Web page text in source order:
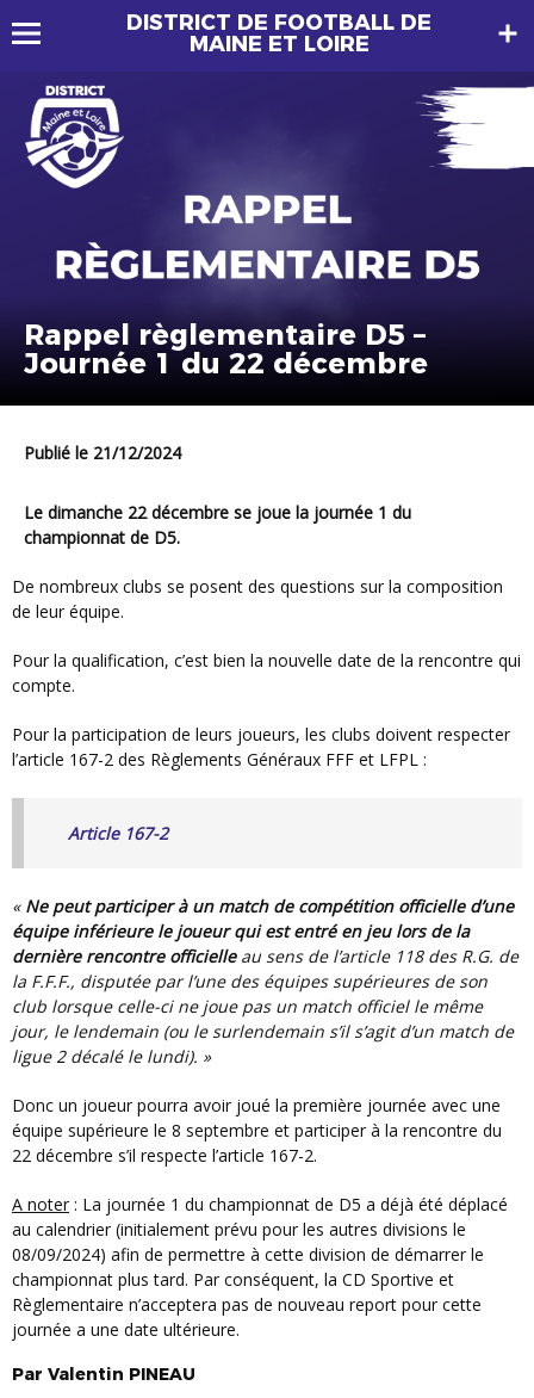
DISTRICT DE FOOTBALL DE
MAINE ET LOIRE
Rappel règlementaire D5 –
Journée 1 du 22 décembre
Publié le 21/12/2024
Le dimanche 22 décembre se joue la journée 1 du
championnat de D5.
De nombreux clubs se posent des questions sur la composition
de leur équipe.
Pour la qualification, c’est bien la nouvelle date de la rencontre qui
compte.
Pour la participation de leurs joueurs, les clubs doivent respecter
l’article 167-2 des Règlements Généraux FFF et LFPL :
Article 167-2
« Ne peut participer à un match de compétition officielle d’une
équipe inférieure le joueur qui est entré en jeu lors de la
dernière rencontre officielle au sens de l’article 118 des R.G. de
la F.F.F., disputée par l’une des équipes supérieures de son
club lorsque celle-ci ne joue pas un match officiel le même
jour, le lendemain (ou le surlendemain s’il s’agit d’un match de
ligue 2 décalé le lundi). »
Donc un joueur pourra avoir joué la première journée avec une
équipe supérieure le 8 septembre et participer à la rencontre du
22 décembre s’il respecte l’article 167-2.
A noter : La journée 1 du championnat de D5 a déjà été déplacé
au calendrier (initialement prévu pour les autres divisions le
08/09/2024) afin de permettre à cette division de démarrer le
championnat plus tard. Par conséquent, la CD Sportive et
Règlementaire n’acceptera pas de nouveau report pour cette
journée a une date ultérieure.
Par Valentin PINEAU